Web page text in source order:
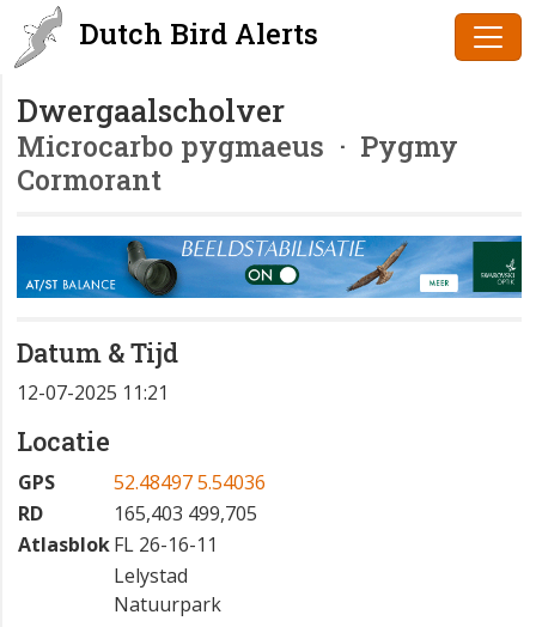
Dutch Bird Alerts
Dwergaalscholver
Microcarbo pygmaeus · Pygmy
Cormorant
Datum & Tijd
12-07-2025 11:21
Locatie
GPS
52.48497 5.54036
RD
165,403 499,705
AtlasblokFL 26-16-11
Lelystad
Natuurpark